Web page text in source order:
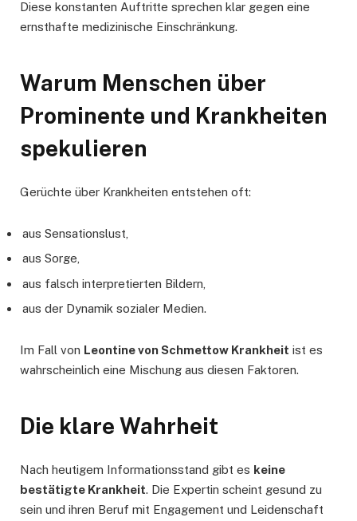
Diese konstanten Auftritte sprechen klar gegen eine
ernsthafte medizinische Einschränkung.
Warum Menschen über
Prominente und Krankheiten
spekulieren
Gerüchte über Krankheiten entstehen oft:
aus Sensationslust,
aus Sorge,
aus falsch interpretierten Bildern,
aus der Dynamik sozialer Medien.
Im Fall von Leontine von Schmettow Krankheit ist es
wahrscheinlich eine Mischung aus diesen Faktoren.
Die klare Wahrheit
Nach heutigem Informationsstand gibt es keine
bestätigte Krankheit. Die Expertin scheint gesund zu
sein und ihren Beruf mit Engagement und Leidenschaft